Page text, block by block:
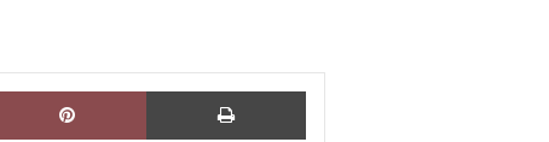
Pinterest Imprimir